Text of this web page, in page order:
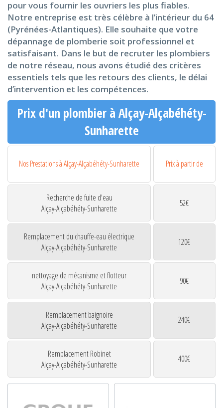
pour vous fournir les ouvriers les plus fiables.
Notre entreprise est très célèbre à l’intérieur du 64
(Pyrénées-Atlantiques). Elle souhaite que votre
dépannage de plomberie soit professionnel et
satisfaisant. Dans le but de recruter les plombiers
de notre réseau, nous avons étudié des critères
essentiels tels que les retours des clients, le délai
d’intervention et les compétences.
Prix d'un plombier à Alçay-Alçabéhéty-
Sunharette
Nos Prestations à Alçay-Alçabéhéty-Sunharette Prix à partir de
Recherche de fuite d'eau
Alçay-Alçabéhéty-Sunharette
52€
Remplacement du chauffe-eau électrique
Alçay-Alçabéhéty-Sunharette
120€
nettoyage de mécanisme et flotteur
Alçay-Alçabéhéty-Sunharette
90€
Remplacement baignoire
Alçay-Alçabéhéty-Sunharette
240€
Remplacement Robinet
Alçay-Alçabéhéty-Sunharette
400€